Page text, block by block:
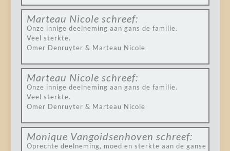
Marteau Nicole schreef:
Onze innige deelneming aan gans de familie.
Veel sterkte.
Omer Denruyter & Marteau Nicole
Marteau Nicole schreef:
Onze innige deelneming aan gans de familie.
Veel sterkte.
Omer Denruyter & Marteau Nicole
Monique Vangoidsenhoven schreef:
Oprechte deelneming, moed en sterkte aan de ganse